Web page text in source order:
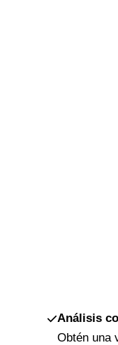
Análisis
Obtén una